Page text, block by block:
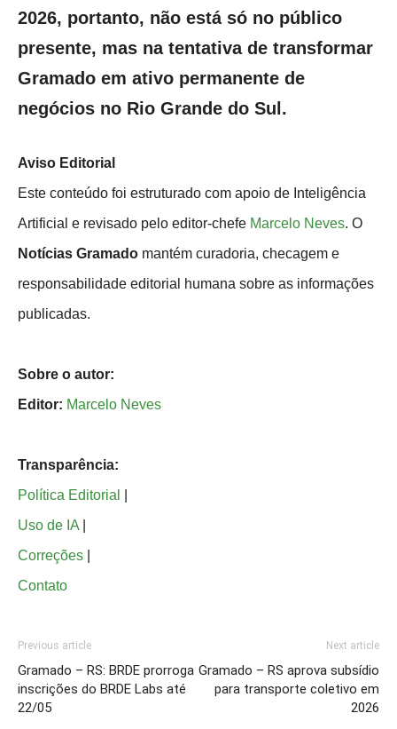
2026, portanto, não está só no público
presente, mas na tentativa de transformar
Gramado em ativo permanente de
negócios no Rio Grande do Sul.
Aviso Editorial
Este conteúdo foi estruturado com apoio de Inteligência
Artificial e revisado pelo editor-chefe Marcelo Neves. O
Notícias Gramado mantém curadoria, checagem e
responsabilidade editorial humana sobre as informações
publicadas.
Sobre o autor:
Editor: Marcelo Neves
Transparência:
Política Editorial
Uso de IA
Correções
Contato
Previous article
Gramado – RS: BRDE prorroga
inscrições do BRDE Labs até
22/05
Next article
Gramado – RS aprova subsídio
para transporte coletivo em
2026